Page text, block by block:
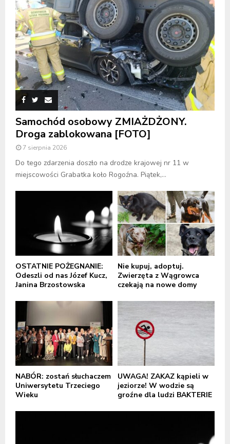
Samochód osobowy ZMIAŻDŻONY.
Droga zablokowana [FOTO]
7 sierpnia 2026
Do tego zdarzenia doszło na drodze krajowej nr 11 w
miejscowości Grabatka koło Rogoźna. Piątek,...
OSTATNIE POŻEGNANIE:
Odeszli od nas Józef Kucz,
Janina Brzostowska
Nie kupuj, adoptuj.
Zwierzęta z Wągrowca
czekają na nowe domy
NABÓR: zostań słuchaczem
Uniwersytetu Trzeciego
Wieku
UWAGA! ZAKAZ kąpieli w
jeziorze! W wodzie są
groźne dla ludzi BAKTERIE